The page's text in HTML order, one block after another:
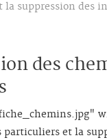
la suppression des
des
et la